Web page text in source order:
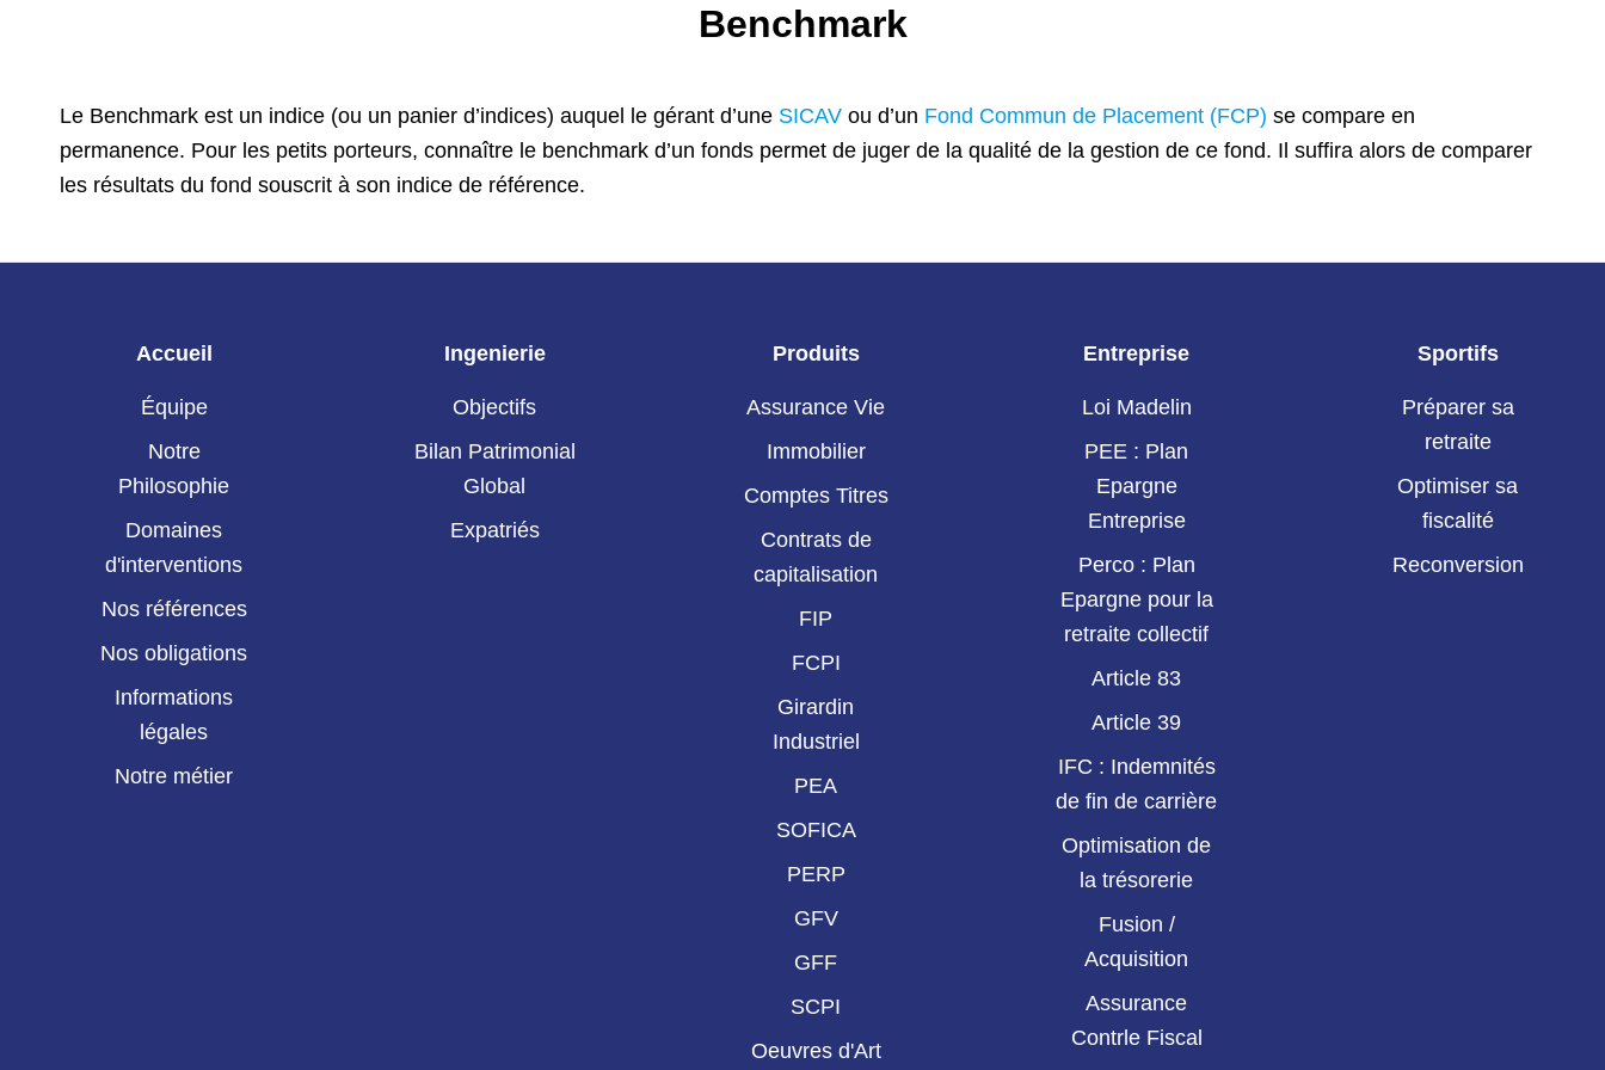
Benchmark
Le Benchmark est un indice (ou un panier d’indices) auquel le gérant d’une SICAV ou d’un Fond Commun de Placement (FCP) se compare en
permanence. Pour les petits porteurs, connaître le benchmark d’un fonds permet de juger de la qualité de la gestion de ce fond. Il suffira alors de comparer
les résultats du fond souscrit à son indice de référence.
Accueil
Équipe
Notre
Philosophie
Domaines
d'interventions
Nos références
Nos obligations
Informations
légales
Notre métier
Ingenierie
Objectifs
Bilan Patrimonial
Global
Expatriés
Produits
Assurance Vie
Immobilier
Comptes Titres
Contrats de
capitalisation
FIP
FCPI
Girardin
Industriel
PEA
SOFICA
PERP
GFV
GFF
SCPI
Oeuvres d'Art
Entreprise
Loi Madelin
PEE : Plan
Epargne
Entreprise
Perco : Plan
Epargne pour la
retraite collectif
Article 83
Article 39
IFC : Indemnités
de fin de carrière
Optimisation de
la trésorerie
Fusion /
Acquisition
Assurance
Contrle Fiscal
Sportifs
Préparer sa
retraite
Optimiser sa
fiscalité
Reconversion